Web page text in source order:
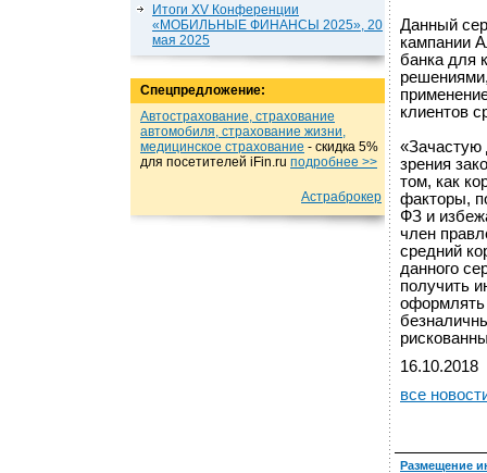
Итоги XV Конференции
«МОБИЛЬНЫЕ ФИНАНСЫ 2025», 20
мая 2025
Спецпредложение:
Автострахование, страхование
автомобиля, страхование жизни,
медицинское страхование - cкидка 5%
для посетителей iFin.ru подробнеe >>
Астраброкер
Данный
кампании
банка для
клиентов
«Зачастую
зрения
том, как
факторы,
ФЗ и
член
средний
данного
получить
оформлять
16.10.2018
все
Размещение